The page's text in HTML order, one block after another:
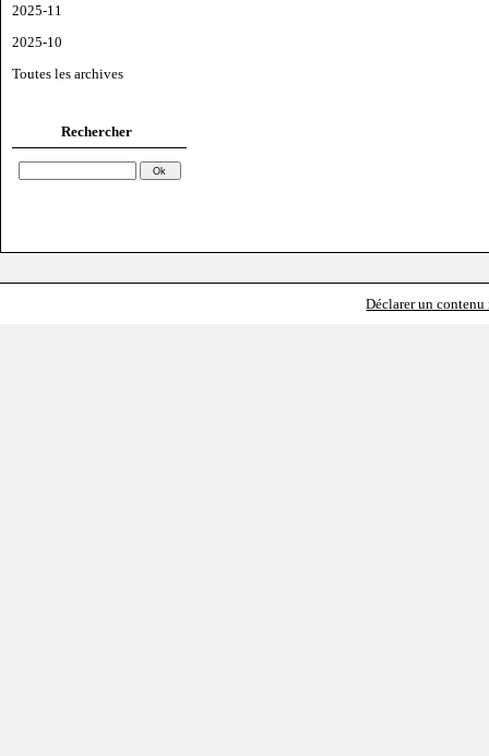
2025-11
2025-10
Toutes les archives
Rechercher
Déclarer un